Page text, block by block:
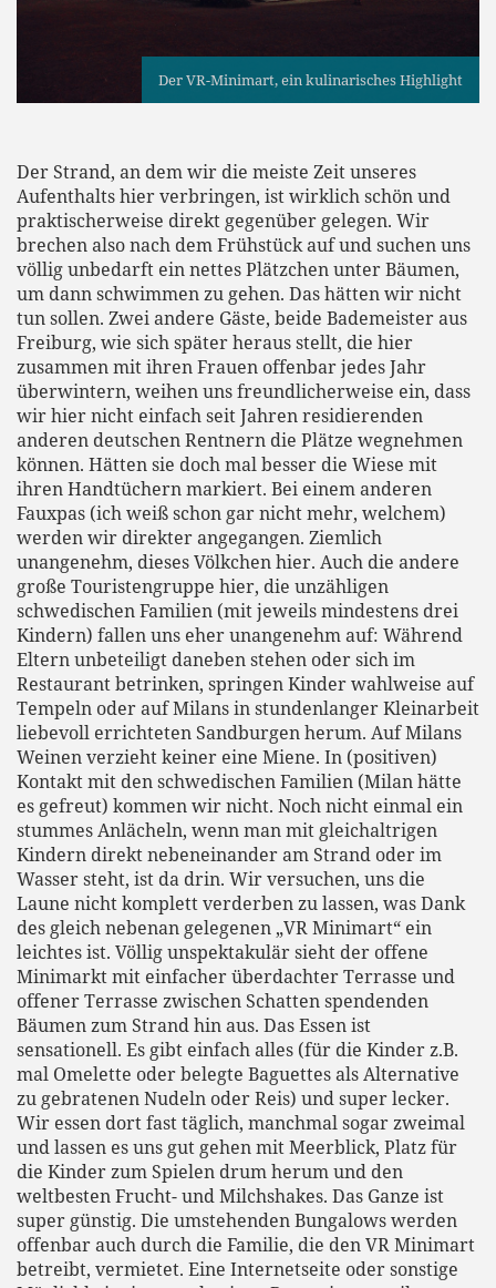
Der VR-Minimart, ein kulinarisches Highlight
Der Strand, an dem wir die meiste Zeit unseres
Aufenthalts hier verbringen, ist wirklich schön und
praktischerweise direkt gegenüber gelegen. Wir
brechen also nach dem Frühstück auf und suchen uns
völlig unbedarft ein nettes Plätzchen unter Bäumen,
um dann schwimmen zu gehen. Das hätten wir nicht
tun sollen. Zwei andere Gäste, beide Bademeister aus
Freiburg, wie sich später heraus stellt, die hier
zusammen mit ihren Frauen offenbar jedes Jahr
überwintern, weihen uns freundlicherweise ein, dass
wir hier nicht einfach seit Jahren residierenden
anderen deutschen Rentnern die Plätze wegnehmen
können. Hätten sie doch mal besser die Wiese mit
ihren Handtüchern markiert. Bei einem anderen
Fauxpas (ich weiß schon gar nicht mehr, welchem)
werden wir direkter angegangen. Ziemlich
unangenehm, dieses Völkchen hier. Auch die andere
große Touristengruppe hier, die unzähligen
schwedischen Familien (mit jeweils mindestens drei
Kindern) fallen uns eher unangenehm auf: Während
Eltern unbeteiligt daneben stehen oder sich im
Restaurant betrinken, springen Kinder wahlweise auf
Tempeln oder auf Milans in stundenlanger Kleinarbeit
liebevoll errichteten Sandburgen herum. Auf Milans
Weinen verzieht keiner eine Miene. In (positiven)
Kontakt mit den schwedischen Familien (Milan hätte
es gefreut) kommen wir nicht. Noch nicht einmal ein
stummes Anlächeln, wenn man mit gleichaltrigen
Kindern direkt nebeneinander am Strand oder im
Wasser steht, ist da drin. Wir versuchen, uns die
Laune nicht komplett verderben zu lassen, was Dank
des gleich nebenan gelegenen „VR Minimart“ ein
leichtes ist. Völlig unspektakulär sieht der offene
Minimarkt mit einfacher überdachter Terrasse und
offener Terrasse zwischen Schatten spendenden
Bäumen zum Strand hin aus. Das Essen ist
sensationell. Es gibt einfach alles (für die Kinder z.B.
mal Omelette oder belegte Baguettes als Alternative
zu gebratenen Nudeln oder Reis) und super lecker.
Wir essen dort fast täglich, manchmal sogar zweimal
und lassen es uns gut gehen mit Meerblick, Platz für
die Kinder zum Spielen drum herum und den
weltbesten Frucht- und Milchshakes. Das Ganze ist
super günstig. Die umstehenden Bungalows werden
offenbar auch durch die Familie, die den VR Minimart
betreibt, vermietet. Eine Internetseite oder sonstige